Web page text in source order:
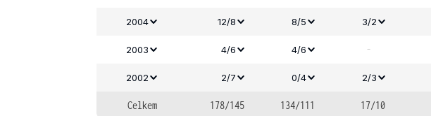
2004 12/8 8/5 3/2
2003 4/6 4/6 -
2002 2/7 0/4 2/3
Celkem 178/145 134/111 17/10